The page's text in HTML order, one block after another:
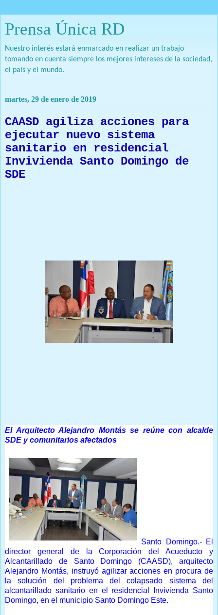
Prensa Única RD
Nuestro interés estará enmarcado en realizar un trabajo
tomando en cuenta siempre los mejores intereses de la sociedad,
el país y el mundo.
martes, 29 de enero de 2019
CAASD agiliza acciones para
ejecutar nuevo sistema
sanitario en residencial
Invivienda Santo Domingo de
SDE
El Arquitecto Alejandro Montás se reúne con alcalde
SDE y comunitarios afectados
Santo Domingo.- El
director general de la Corporación del Acueducto y
Alcantarillado de Santo Domingo (CAASD), arquitecto
Alejandro Montás, instruyó agilizar acciones en procura de
la solución del problema del colapsado sistema del
alcantarillado sanitario en el residencial Invivienda Santo
Domingo, en el municipio Santo Domingo Este.